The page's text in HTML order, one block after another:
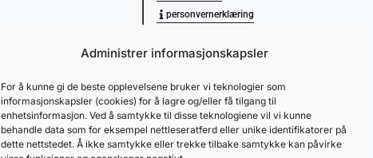
Administrer informasjonskapsler
For å kunne gi de beste opplevelsene bruker vi teknologier som
informasjonskapsler (cookies) for å lagre og/eller få tilgang til
enhetsinformasjon. Ved å samtykke til disse teknologiene vil vi kunne
behandle data som for eksempel nettleseratferd eller unike identifikatorer på
dette nettstedet. Å ikke samtykke eller trekke tilbake samtykke kan påvirke
personvernerklæring